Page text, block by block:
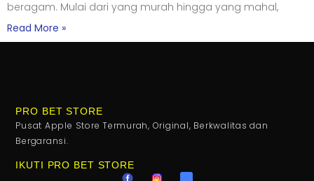
beragam. Mulai dari yang murah hingga yang mahal,
Read More »
PRO BET STORE
Pusat Apple Store Termurah, Original, Berkwalitas dan
Bergaransi.
IKUTI PRO BET STORE